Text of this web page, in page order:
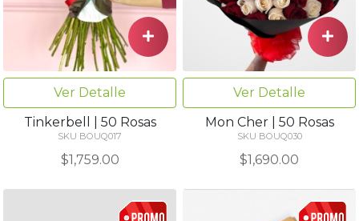
Ver Detalle
Tinkerbell | 50 Rosas
SKU BOUQ017
$1,759.00
Ver Detalle
Mon Cher | 50 Rosas
SKU BOUQ030
$1,690.00